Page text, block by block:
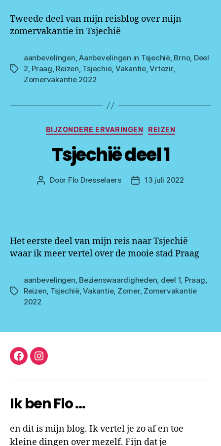
Tweede deel van mijn reisblog over mijn
zomervakantie in Tsjechië
Tags
aanbevelingen,Aanbevelingen in Tsjechië, Brno, Deel
2, Praag, Reizen, Tsjechië, Vakantie,Vrtezir,
Zomervakantie 2022
Categorieën
BIJZONDERE ERVARINGEN REIZEN
Tsjechië deel 1
Bericht
Door Flo Dresselaers Berichtdatum
13 juli 2022
Het eerste deel van mijn reis naar Tsjechië
waar ik meer vertel over de mooie stad Praag
Tags
aanbevelingen Bezienswaardigheden deel 1 Praag
Reizen Tsjechië,Vakantie, Zomer, Zomervakantie
2022
facebookinstagram
Ik ben Flo …
en dit is mijn blog. Ik vertel je zo af en toe
kleine dingen over mezelf. Fijn dat je